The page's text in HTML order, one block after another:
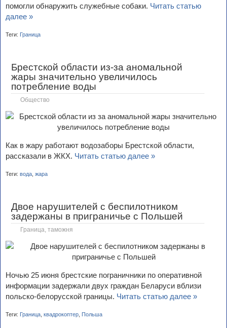
помогли обнаружить служебные собаки. Читать статью
далее »
Теги: Граница
Брестской области из-за аномальной
жары значительно увеличилось
потребление воды
Общество
Как в жару работают водозаборы Брестской области,
рассказали в ЖКХ. Читать статью далее »
Теги: вода жара
Двое нарушителей с беспилотником
задержаны в приграничье с Польшей
Граница, таможня
Ночью 25 июня брестские пограничники по оперативной
информации задержали двух граждан Беларуси вблизи
польско-белорусской границы. Читать статью далее »
Теги: Граница квадрокоптер Польша